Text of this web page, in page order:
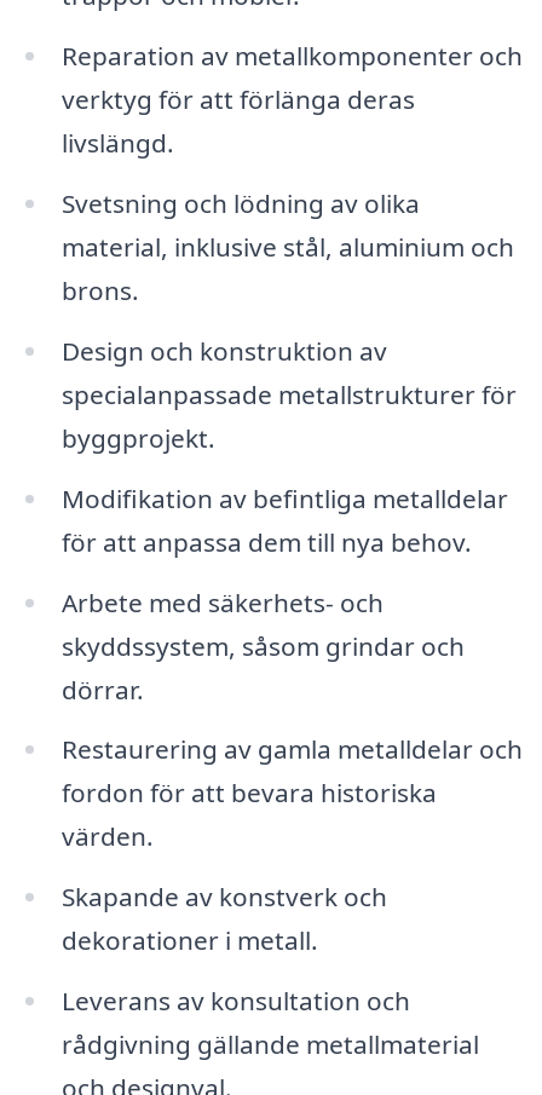
Reparation av metallkomponenter och
verktyg för att förlänga deras
livslängd.
Svetsning och lödning av olika
material, inklusive stål, aluminium och
brons.
Design och konstruktion av
specialanpassade metallstrukturer för
byggprojekt.
Modifikation av befintliga metalldelar
för att anpassa dem till nya behov.
Arbete med säkerhets- och
skyddssystem, såsom grindar och
dörrar.
Restaurering av gamla metalldelar och
fordon för att bevara historiska
värden.
Skapande av konstverk och
dekorationer i metall.
Leverans av konsultation och
rådgivning gällande metallmaterial
och designval.